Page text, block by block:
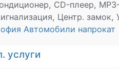
CD-плеер,
Центр. замок,
Автомобили напрокат
услуги